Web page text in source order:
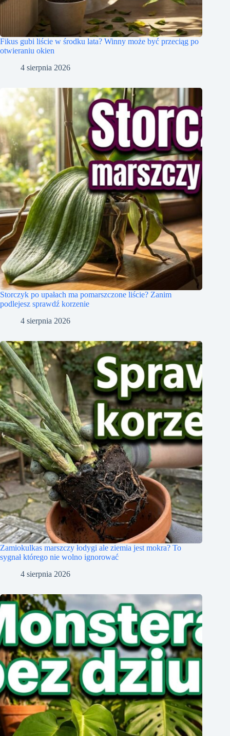
Fikus gubi liście w środku lata? Winny może być przeciąg po
otwieraniu okien
4 sierpnia 2026
Storczyk po upałach ma pomarszczone liście? Zanim
podlejesz sprawdź korzenie
4 sierpnia 2026
Zamiokulkas marszczy łodygi ale ziemia jest mokra? To
sygnał którego nie wolno ignorować
4 sierpnia 2026